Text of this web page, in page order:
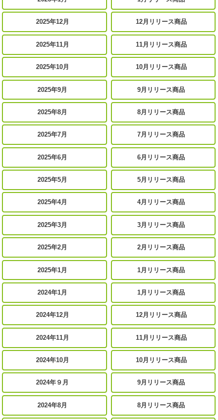
2025年12月 12月リリース商品
2025年11月 11月リリース商品
2025年10月 10月リリース商品
2025年9月 9月リリース商品
2025年8月 8月リリース商品
2025年7月 7月リリース商品
2025年6月 6月リリース商品
2025年5月 5月リリース商品
2025年4月 4月リリース商品
2025年3月 3月リリース商品
2025年2月 2月リリース商品
2025年1月 1月リリース商品
2024年1月 1月リリース商品
2024年12月 12月リリース商品
2024年11月 11月リリース商品
2024年10月 10月リリース商品
2024年９月 9月リリース商品
2024年8月 8月リリース商品